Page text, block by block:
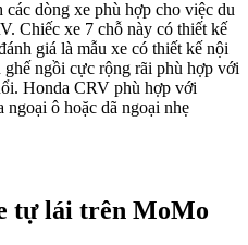
dòng xe phù hợp cho việc du
Chiếc xe 7 chỗ này có thiết kế
giá là mẫu xe có thiết kế nội
ngồi cực rộng rãi phù hợp với
Honda CRV phù hợp với
ô hoặc dã ngoại nhẹ
tự lái trên MoMo